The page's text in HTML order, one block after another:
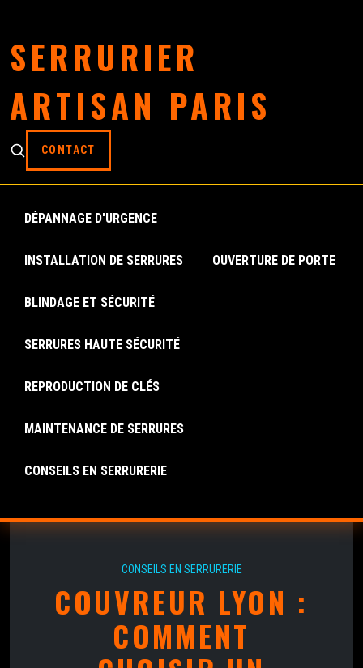
SERRURIER
ARTISAN PARIS
CONTACT
DÉPANNAGE D'URGENCE
INSTALLATION DE SERRURES OUVERTURE DE PORTE
BLINDAGE ET SÉCURITÉ
SERRURES HAUTE SÉCURITÉ
REPRODUCTION DE CLÉS
MAINTENANCE DE SERRURES
CONSEILS EN SERRURERIE
CONSEILS EN SERRURERIE
COUVREUR LYON :
COMMENT